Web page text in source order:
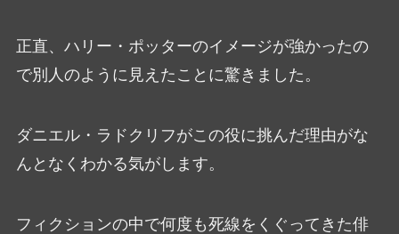
正直、ハリー・ポッターのイメージが強かったの
で別人のように見えたことに驚きました。
ダニエル・ラドクリフがこの役に挑んだ理由がな
んとなくわかる気がします。
フィクションの中で何度も死線をくぐってきた俳